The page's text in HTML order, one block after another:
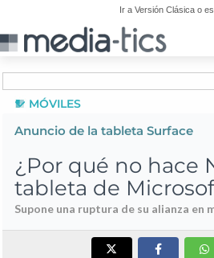
Ir a Versión Clásica o
MÓVILES
Anuncio de la tableta Surface
¿Por qué no hace
tableta de
Supone una ruptura de su alianza en